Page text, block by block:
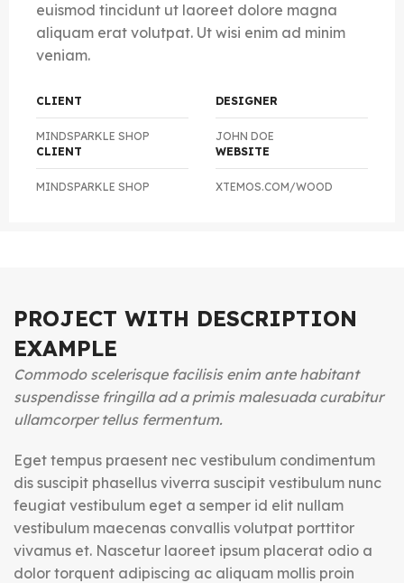
euismod tincidunt ut laoreet dolore magna
aliquam erat volutpat. Ut wisi enim ad minim
veniam.
CLIENT
MINDSPARKLE SHOP
DESIGNER
JOHN DOE
CLIENT
MINDSPARKLE SHOP
WEBSITE
XTEMOS.COM/WOOD
PROJECT WITH DESCRIPTION
EXAMPLE
Commodo scelerisque facilisis enim ante habitant
suspendisse fringilla ad a primis malesuada curabitur
ullamcorper tellus fermentum.
Eget tempus praesent nec vestibulum condimentum
dis suscipit phasellus viverra suscipit vestibulum nunc
feugiat vestibulum eget a semper id elit nullam
vestibulum maecenas convallis volutpat porttitor
vivamus et. Nascetur laoreet ipsum placerat odio a
dolor torquent adipiscing ac aliquam mollis proin